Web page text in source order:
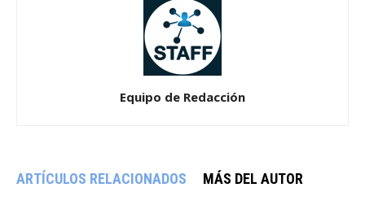
Equipo de Redacción
ARTÍCULOS RELACIONADOS MÁS DEL AUTOR